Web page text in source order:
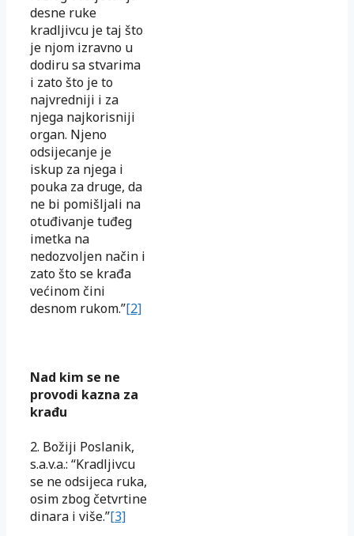
desne ruke
kradljivcu je taj što
je njom izravno u
dodiru sa stvarima
i zato što je to
najvredniji i za
njega najkorisniji
organ. Njeno
odsijecanje je
iskup za njega i
pouka za druge, da
ne bi pomišljali na
otuđivanje tuđeg
imetka na
nedozvoljen način i
zato što se krađa
većinom čini
desnom rukom.”[2]
Nad kim se ne
provodi kazna za
krađu
2. Božiji Poslanik,
s.a.v.a.: “Kradljivcu
se ne odsijeca ruka,
osim zbog četvrtine
dinara i više.”[3]